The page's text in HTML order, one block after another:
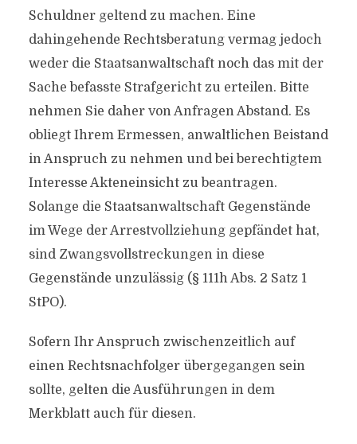
Schuldner geltend zu machen. Eine
dahingehende Rechtsberatung vermag jedoch
weder die Staatsanwaltschaft noch das mit der
Sache befasste Strafgericht zu erteilen. Bitte
nehmen Sie daher von Anfragen Abstand. Es
obliegt Ihrem Ermessen, anwaltlichen Beistand
in Anspruch zu nehmen und bei berechtigtem
Interesse Akteneinsicht zu beantragen.
Solange die Staatsanwaltschaft Gegenstände
im Wege der Arrestvollziehung gepfändet hat,
sind Zwangsvollstreckungen in diese
Gegenstände unzulässig (§ 111h Abs. 2 Satz 1
StPO).
Sofern Ihr Anspruch zwischenzeitlich auf
einen Rechtsnachfolger übergegangen sein
sollte, gelten die Ausführungen in dem
Merkblatt auch für diesen.